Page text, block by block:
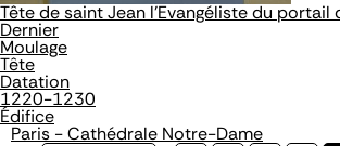
Tête de saint Jean l'Evangéliste du portail
Dernier
Moulage
Tête
Datation
1220-1230
Édifice
Paris - Cathédrale Notre-Dame